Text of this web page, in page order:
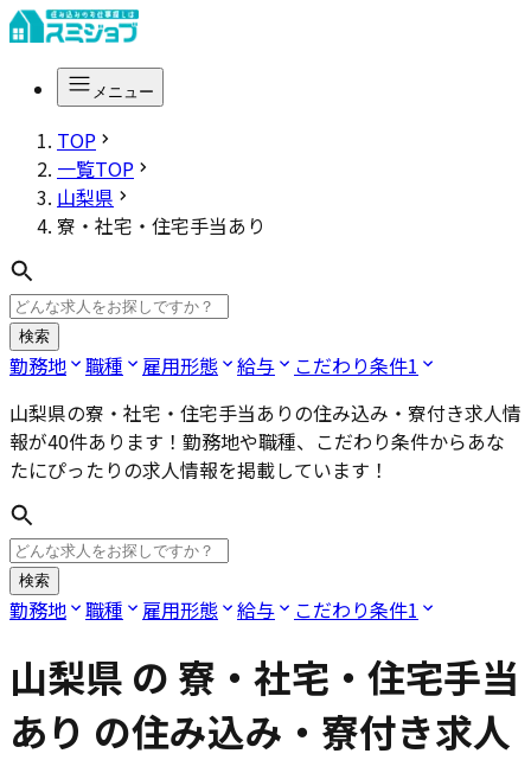
メニュー
TOP
一覧TOP
山梨県
寮・社宅・住宅手当あり
検索
勤務地 職種 雇用形態 給与 こだわり条件1
山梨県の寮・社宅・住宅手当ありの住み込み・寮付き求人情
報が40件あります！勤務地や職種、こだわり条件からあな
たにぴったりの求人情報を掲載しています！
検索
勤務地 職種 雇用形態 給与 こだわり条件1
山梨県 の 寮・社宅・住宅手当
あり の住み込み・寮付き求人